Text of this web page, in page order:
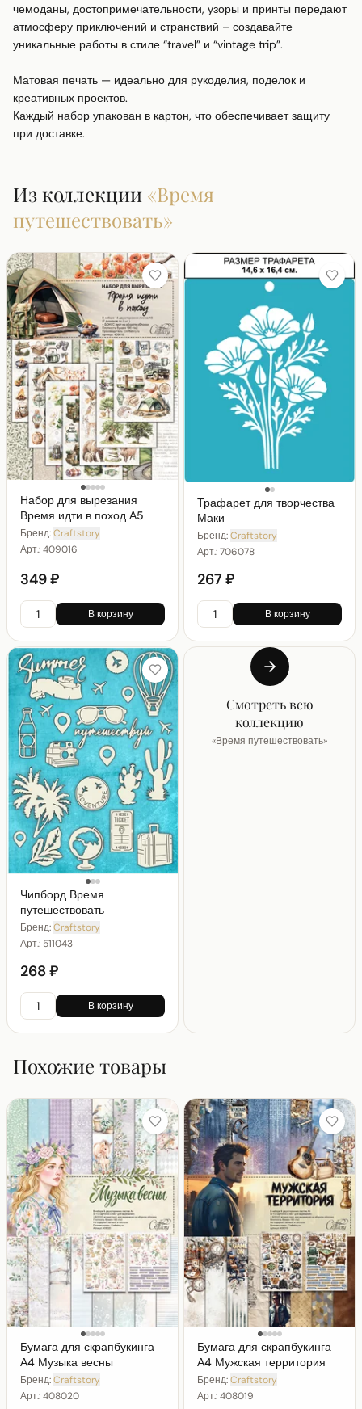
чемоданы, достопримечательности, узоры и принты передают
атмосферу приключений и странствий – создавайте
уникальные работы в стиле “travel” и “vintage trip”.
Матовая печать — идеально для рукоделия, поделок и
креативных проектов.
Каждый набор упакован в картон, что обеспечивает защиту
при доставке.
Из коллекции «Время
путешествовать»
Набор для вырезания
Время идти в поход А5
Бренд:Craftstory
Арт.:409016
349 ₽
В корзину
Трафарет для творчества
Маки
Бренд:Craftstory
Арт.:706078
267 ₽
В корзину
Чипборд Время
путешествовать
Бренд:Craftstory
Арт.: 511043
268 ₽
В корзину
Смотреть всю
коллекцию
«Время путешествовать»
Похожие товары
Бумага для скрапбукинга
А4 Музыка весны
Бренд:Craftstory
Арт.:408020
Бумага для скрапбукинга
А4 Мужская территория
Бренд:Craftstory
Арт.:408019